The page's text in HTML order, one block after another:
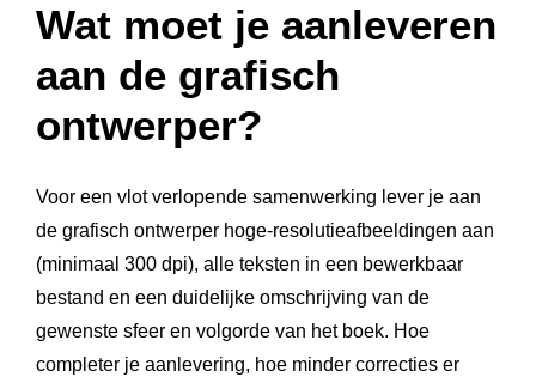
Wat moet je aanleveren
aan de grafisch
ontwerper?
Voor een vlot verlopende samenwerking lever je aan
de grafisch ontwerper hoge-resolutieafbeeldingen aan
(minimaal 300 dpi), alle teksten in een bewerkbaar
bestand en een duidelijke omschrijving van de
gewenste sfeer en volgorde van het boek. Hoe
completer je aanlevering, hoe minder correcties er